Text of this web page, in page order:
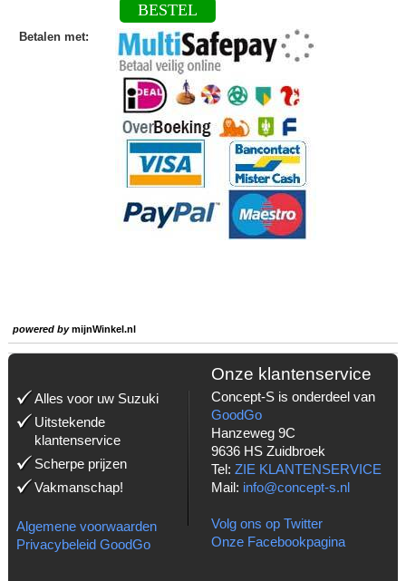
BESTEL
Betalen met:
powered bymijnWinkel.nl
Alles voor uw Suzuki
Uitstekende
klantenservice
Scherpe prijzen
Vakmanschap!
Algemene voorwaarden
Privacybeleid GoodGo
Onze klantenservice
Concept-S is onderdeel van
GoodGo
Hanzeweg 9C
9636 HS Zuidbroek
Tel: ZIE KLANTENSERVICE
Mail: info@concept-s.nl
Volg ons op Twitter
Onze Facebookpagina